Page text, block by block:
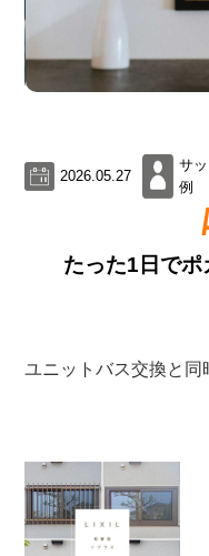
2026.05.27
サ
例
たった1日でポ